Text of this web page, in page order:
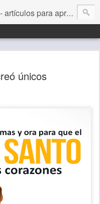
- artículos para aprender a vivir mejor, un día a la vez. Por Juan C Quintero
únicos